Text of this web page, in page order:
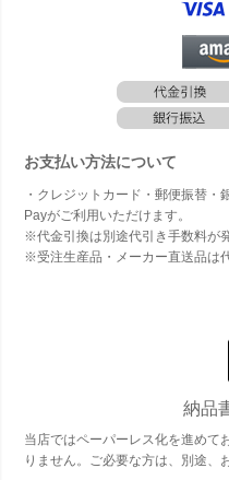
お支払い方法について
・クレジットカード・郵便振替
Payがご利用いただけます。
※代金引換は別途代引き手数料が
※受注生産品・メーカー直送品は
納品
当店ではペーパーレス化を進めて
りません。ご必要な方は、別途、